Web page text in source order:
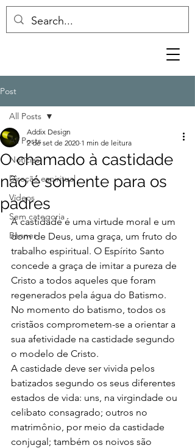
Post
All Posts
Notícias
Direção espiritual
Vídeos
Sem categoria
Banner
All Posts
O chamado à castidade
não é somente para os
padres
Addix Design
2 de set de 2020 1 min de leitura
A castidade é uma virtude moral e um
dom de Deus, uma graça, um fruto do
trabalho espiritual. O Espírito Santo
concede a graça de imitar a pureza de
Cristo a todos aqueles que foram
regenerados pela água do Batismo.
No momento do batismo, todos os
cristãos comprometem-se a orientar a
sua afetividade na castidade segundo
o modelo de Cristo.
A castidade deve ser vivida pelos
batizados segundo os seus diferentes
estados de vida: uns, na virgindade ou
celibato consagrado; outros no
matrimônio, por meio da castidade
conjugal; também os noivos são